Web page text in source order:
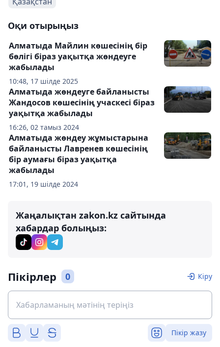
Оқи отырыңыз
10:48, 17 шілде 2025
Алматыда Майлин көшесінің бір
бөлігі біраз уақытқа жөндеуге
жабылады
16:26, 02 тамыз 2024
Алматыда жөндеуге байланысты
Жандосов көшесінің учаскесі біраз
уақытқа жабылады
17:01, 19 шілде 2024
Алматыда жөндеу жұмыстарына
байланысты Лавренев көшесінің
бір аумағы біраз уақытқа
жабылады
Жаңалықтан zakon.kz сайтында
хабардар болыңыз:
Пікірлер 0 Кіру
Пікір жазу